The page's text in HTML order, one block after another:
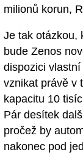
milionů korun,
Je tak otázkou,
bude Zenos
dispozici
vznikat právě v
kapacitu 10
Pár desítek
pročež by
nakonec pod